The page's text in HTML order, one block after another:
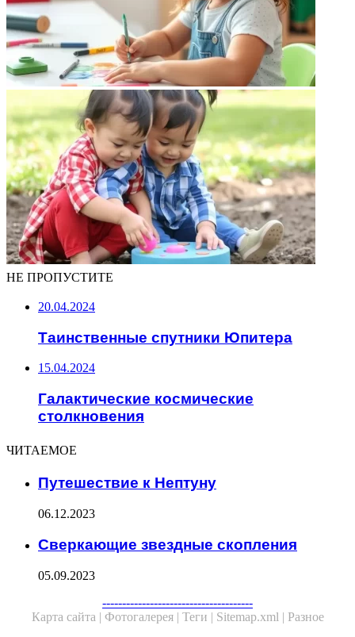
НЕ ПРОПУСТИТЕ
20.04.2024
Таинственные спутники Юпитера
15.04.2024
Галактические космические
столкновения
ЧИТАЕМОЕ
Путешествие к Нептуну
06.12.2023
Сверкающие звездные скопления
05.09.2023
--------------------------------------
Карта сайта | Фотогалерея | Теги | Sitemap.xml | Разное